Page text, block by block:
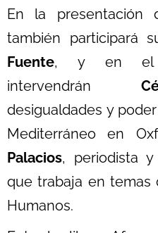
En la presentación
también participará
Fuente, y en el
intervendrán
desigualdades y
Mediterráneo en
Palacios, periodista
que trabaja en temas
Humanos.